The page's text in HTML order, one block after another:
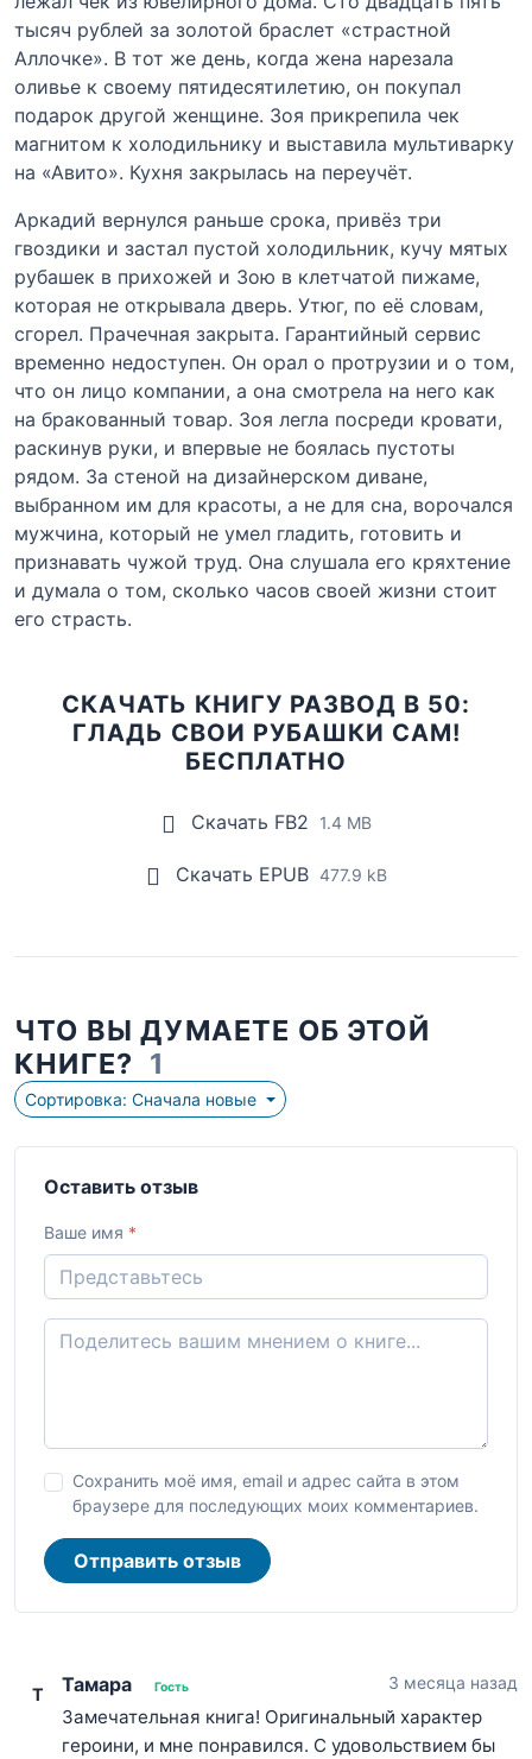
тысяч рублей за золотой браслет «страстной
Аллочке». В тот же день, когда жена нарезала
оливье к своему пятидесятилетию, он покупал
подарок другой женщине. Зоя прикрепила чек
магнитом к холодильнику и выставила мультиварку
на «Авито». Кухня закрылась на переучёт.
Аркадий вернулся раньше срока, привёз три
гвоздики и застал пустой холодильник, кучу мятых
рубашек в прихожей и Зою в клетчатой пижаме,
которая не открывала дверь. Утюг, по её словам,
сгорел. Прачечная закрыта. Гарантийный сервис
временно недоступен. Он орал о протрузии и о том,
что он лицо компании, а она смотрела на него как
на бракованный товар. Зоя легла посреди кровати,
раскинув руки, и впервые не боялась пустоты
рядом. За стеной на дизайнерском диване,
выбранном им для красоты, а не для сна, ворочался
мужчина, который не умел гладить, готовить и
признавать чужой труд. Она слушала его кряхтение
и думала о том, сколько часов своей жизни стоит
его страсть.
СКАЧАТЬ КНИГУ РАЗВОД В 50:
ГЛАДЬ СВОИ РУБАШКИ САМ!
БЕСПЛАТНО
Скачать FB2 1.4 MB
Скачать EPUB 477.9 kB
ЧТО ВЫ ДУМАЕТЕ ОБ ЭТОЙ
КНИГЕ? 1
Сортировка: Сначала новые
Оставить отзыв
Ваше имя *
Сохранить моё имя, email и адрес сайта в этом
браузере для последующих моих комментариев.
Отправить отзыв
Т Тамара Гость 3 месяца назад
Замечательная книга! Оригинальный характер
героини, и мне понравился. С удовольствием бы